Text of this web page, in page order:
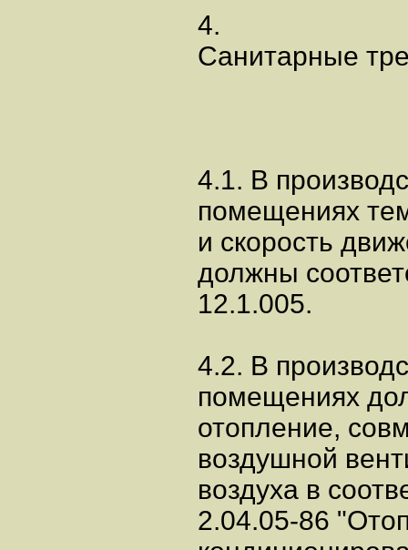
4.
Санитарные
4.1. В
помещениях
и скорость
должны
12.1.005.
4.2. В
помещениях
отопление,
воздушной
воздуха в
2.04.05-86